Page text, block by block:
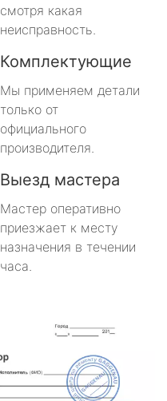
смотря какая
неисправность.
Комплектующие
Мы применяем детали
только от
официального
производителя.
Выезд мастера
Мастер оперативно
приезжает к месту
назначения в течении
часа.